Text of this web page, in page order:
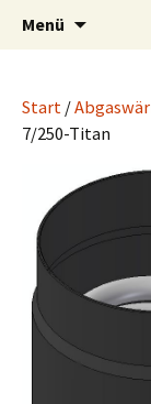
LUPI
Menü
Start /
7/250-Titan